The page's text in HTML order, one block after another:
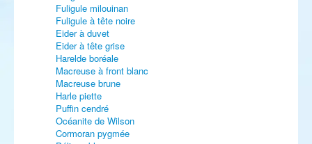
Fuligule milouinan
Fuligule à tête noire
Eider à duvet
Eider à tête grise
Harelde boréale
Macreuse à front blanc
Macreuse brune
Harle piette
Puffin cendré
Océanite de Wilson
Cormoran pygmée